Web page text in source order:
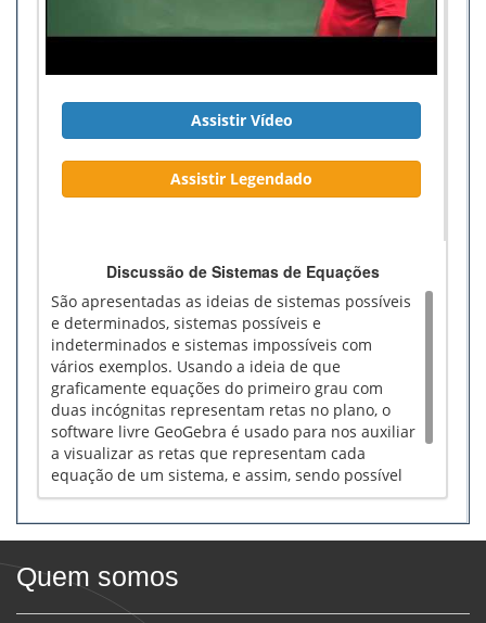
Assistir Vídeo
Assistir Legendado
Discussão de Sistemas de Equações
São apresentadas as ideias de sistemas possíveis
e determinados, sistemas possíveis e
indeterminados e sistemas impossíveis com
vários exemplos. Usando a ideia de que
graficamente equações do primeiro grau com
duas incógnitas representam retas no plano, o
software livre GeoGebra é usado para nos auxiliar
a visualizar as retas que representam cada
equação de um sistema, e assim, sendo possível
visualizar graficamente se um sistema tem
solução ou não, e se é única caso tenha.
Quem somos